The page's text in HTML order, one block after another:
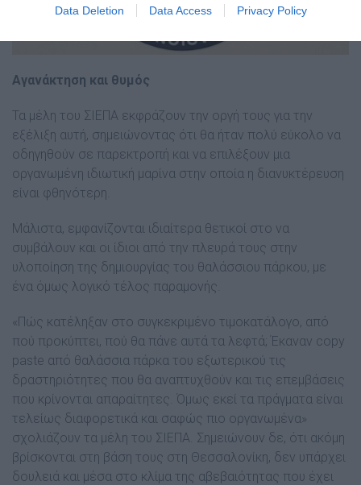
Data Deletion Data Access Privacy Policy
Αγανάκτηση και θυμός
Τα μέλη του ΣΙΕΠΑ εκφράζουν την οργή τους για την
εξέλιξη αυτή, σημειώνοντας ότι θα ήταν πολύ εύκολο να
οδηγηθούν σε παρεκτροπή και να επιλέξουν μια
οργανωμένη ιδιωτική μαρίνα στην οποία η διανυκτέρευση
είναι φθηνότερη.
Μάλιστα, εμφανίζονται ιδιαίτερα θετικοί στο να
συμβάλουν και οι ίδιοι από την πλευρά τους στην
υλοποίηση της δημιουργίας του θαλάσσιου πάρκου, με
ένα όμως λογικό τέλος παραμονής.
«Πώς κατέληξαν στο συγκεκριμένο τιμοκατάλογο, από
πού προκύπτει, πού θα πάνε αυτά τα λεφτά; Έκαναν copy
paste από θαλάσσια πάρκα του εξωτερικού τις
δραστηριότητες που θα αναπτυχθούν και τις επεμβάσεις
που κρίνονται απαραίτητες. Όμως εκεί τα πράγματα είναι
τελείως διαφορετικά και σαφώς πιο οργανωμένα»
σχολιάζουν τα μέλη του ΣΙΕΠΑ. Σημειώνουν δε, ότι ακόμη
βρίσκονται στη βάση τους στη Θεσσαλονίκη, δεν υπάρχει
δουλειά και μέσα στο κλίμα της αβεβαιότητας που έχει